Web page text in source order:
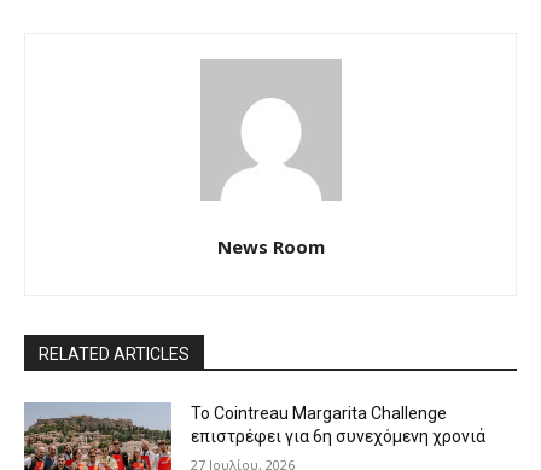
News Room
RELATED ARTICLES
Το Cointreau Margarita Challenge
επιστρέφει για 6η συνεχόμενη χρονιά
27 Ιουλίου, 2026